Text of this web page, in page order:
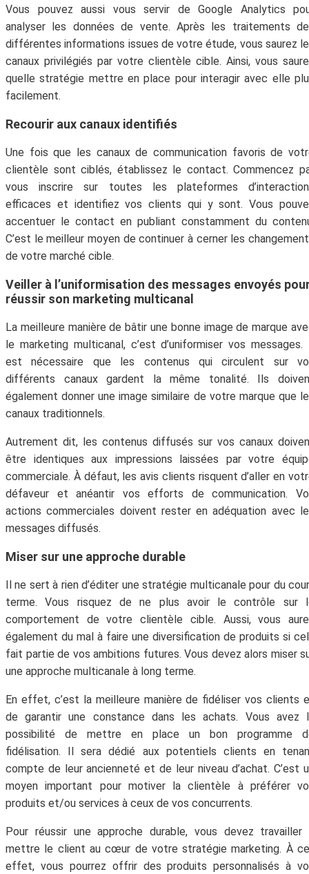
Vous pouvez aussi vous servir de Google Analytics
analyser les données de vente. Après les traitements
différentes informations issues de votre étude, vous saurez
canaux privilégiés par votre clientèle cible. Ainsi, vous
quelle stratégie mettre en place pour interagir avec elle
facilement.
Recourir aux canaux identifiés
Une fois que les canaux de communication favoris de
clientèle sont ciblés, établissez le contact. Commencez
vous inscrire sur toutes les plateformes
efficaces et identifiez vos clients qui y sont. Vous
accentuer le contact en publiant constamment du
C’est le meilleur moyen de continuer à cerner les
de votre marché cible.
Veiller à l’uniformisation des messages envoyés
réussir son marketing multicanal
La meilleure manière de bâtir une bonne image de marque
le marketing multicanal, c’est d’uniformiser vos messages.
est nécessaire que les contenus qui circulent sur
différents canaux gardent la même tonalité. Ils
également donner une image similaire de votre marque que
canaux traditionnels.
Autrement dit, les contenus diffusés sur vos canaux
être identiques aux impressions laissées par votre
commerciale. À défaut, les avis clients risquent d’aller en
défaveur et anéantir vos efforts de communication.
actions commerciales doivent rester en adéquation avec
messages diffusés.
Miser sur une approche durable
Il ne sert à rien d’éditer une stratégie multicanale pour du
terme. Vous risquez de ne plus avoir le contrôle sur
comportement de votre clientèle cible. Aussi, vous
également du mal à faire une diversification de produits si
fait partie de vos ambitions futures. Vous devez alors miser
une approche multicanale à long terme.
En effet, c’est la meilleure manière de fidéliser vos clients
de garantir une constance dans les achats. Vous avez
possibilité de mettre en place un bon programme
fidélisation. Il sera dédié aux potentiels clients en
compte de leur ancienneté et de leur niveau d’achat. C’est
moyen important pour motiver la clientèle à préférer
produits et/ou services à ceux de vos concurrents.
Pour réussir une approche durable, vous devez travailler
mettre le client au cœur de votre stratégie marketing. À
effet, vous pourrez offrir des produits personnalisés à
Abonne-toi à la Newsletter
!
Inscris-toi gratuitement à la Newsletter pour
recevoir chaque mois du contenu digital
Votre adresse email ne sera jamais divulguée ou
revendue. Vous pouvez vous désinscrire à tout